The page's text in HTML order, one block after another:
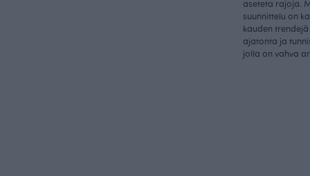
aseteta rajoja.
suunnittelu on
kauden
ajatonta ja
jolla on vahva